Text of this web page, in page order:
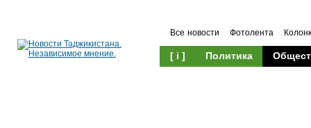
Все новости Фотолента
[ i ] Политика